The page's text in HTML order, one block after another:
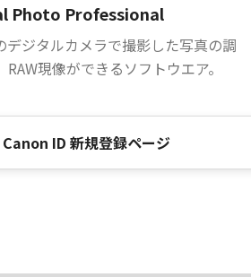
Photo Professional
デジタルカメラで撮影した写真の調
現像ができるソフトウエア。
Canon ID 新規登録ページ